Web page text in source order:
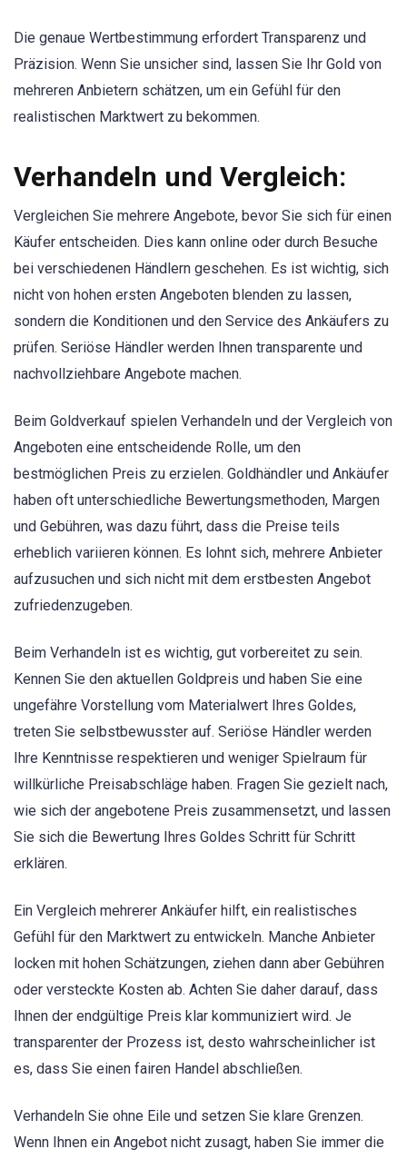
Die genaue Wertbestimmung erfordert Transparenz und
Präzision. Wenn Sie unsicher sind, lassen Sie Ihr Gold von
mehreren Anbietern schätzen, um ein Gefühl für den
realistischen Marktwert zu bekommen.
Verhandeln und Vergleich:
Vergleichen Sie mehrere Angebote, bevor Sie sich für einen
Käufer entscheiden. Dies kann online oder durch Besuche
bei verschiedenen Händlern geschehen. Es ist wichtig, sich
nicht von hohen ersten Angeboten blenden zu lassen,
sondern die Konditionen und den Service des Ankäufers zu
prüfen. Seriöse Händler werden Ihnen transparente und
nachvollziehbare Angebote machen.
Beim Goldverkauf spielen Verhandeln und der Vergleich von
Angeboten eine entscheidende Rolle, um den
bestmöglichen Preis zu erzielen. Goldhändler und Ankäufer
haben oft unterschiedliche Bewertungsmethoden, Margen
und Gebühren, was dazu führt, dass die Preise teils
erheblich variieren können. Es lohnt sich, mehrere Anbieter
aufzusuchen und sich nicht mit dem erstbesten Angebot
zufriedenzugeben.
Beim Verhandeln ist es wichtig, gut vorbereitet zu sein.
Kennen Sie den aktuellen Goldpreis und haben Sie eine
ungefähre Vorstellung vom Materialwert Ihres Goldes,
treten Sie selbstbewusster auf. Seriöse Händler werden
Ihre Kenntnisse respektieren und weniger Spielraum für
willkürliche Preisabschläge haben. Fragen Sie gezielt nach,
wie sich der angebotene Preis zusammensetzt, und lassen
Sie sich die Bewertung Ihres Goldes Schritt für Schritt
erklären.
Ein Vergleich mehrerer Ankäufer hilft, ein realistisches
Gefühl für den Marktwert zu entwickeln. Manche Anbieter
locken mit hohen Schätzungen, ziehen dann aber Gebühren
oder versteckte Kosten ab. Achten Sie daher darauf, dass
Ihnen der endgültige Preis klar kommuniziert wird. Je
transparenter der Prozess ist, desto wahrscheinlicher ist
es, dass Sie einen fairen Handel abschließen.
Verhandeln Sie ohne Eile und setzen Sie klare Grenzen.
Wenn Ihnen ein Angebot nicht zusagt, haben Sie immer die